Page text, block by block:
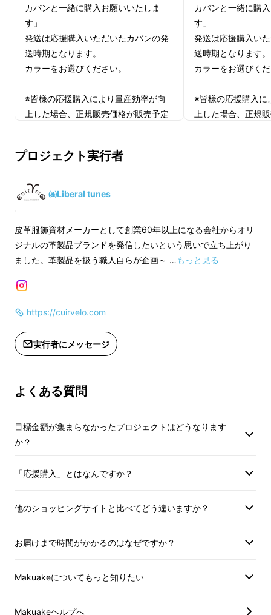
デザインがおしゃれでありながら、使いやすさ
そんな想いから、何度も試作とブラッシュアッ
プを重ね、「DUO ポシェット」は誕生しまし
財布と一つになる！？
カバンと一緒に購入お願いいたしま
す」
発送は応援購入いただいたカバンの発
送時期となります。
カラーをお選びください。
※皆様の応援購入により量産効率が向
上した場合、正規販売価格が販売予定
もございます。ご了承ください。
製造工程上の都合等により出荷時期が
あり
（適格請求書発行事業者登録番号の
記載のあるインボイスが必要な場合
は、Makuakeメッセージにて実行者に
カバンと一緒に購
す」
発送は応援購入い
送時期となります。
カラーをお選びく
※皆様の応援購入に
上した場合、正規
あり
（適格請求書発行
記載のあるインボ
プロジェクト実行者
㈱Liberal tunes
皮革服飾資材メーカーとして創業60年以上になる会社からオリ
ジナルの革製品ブランドを発信したいという思いで立ち上がり
ました。革製品を扱う職人自らが企画～ …もっと見る
https://cuirvelo.com
実行者にメッセージ
よくある質問
目標金額が集まらなかったプロジェクトはどうなります
か？
「応援購入」とはなんですか？
他のショッピングサイトと比べてどう違いますか？
お届けまで時間がかかるのはなぜですか？
Makuakeについてもっと知りたい
Makuakeヘルプへ